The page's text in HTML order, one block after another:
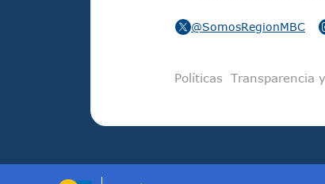
@SomosRegionMBC
Pie de
Políticas Transparencia